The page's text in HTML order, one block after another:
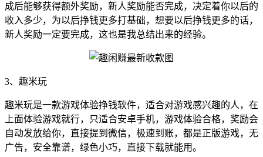
成后能够获得额外奖励，新人奖励能否完成，决定着你以后的
收入多少，为以后挣钱更多打基础，想要以后挣钱更多的话，
新人奖励一定要完成，这也是我总结出来的经验。
3、趣米玩
趣米玩是一款游戏体验挣钱软件，适合对游戏感兴趣的人，在
上面体验游戏就行，只适合安卓手机，游戏体验合格，奖励会
自动发放给你，直接提到微信，极速到账，都是正版游戏，无
广告，安全靠谱，绿色小巧，直接下载就能用。